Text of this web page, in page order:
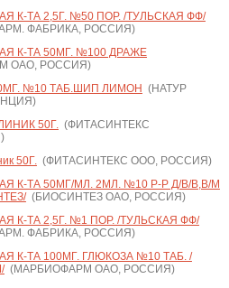
К-ТА 2,5Г. №50 ПОР. /ТУЛЬСКАЯ ФФ/
ФАБРИКА, РОССИЯ)
К-ТА 50МГ. №100 ДРАЖЕ
ОАО, РОССИЯ)
№10 ТАБ.ШИП ЛИМОН (НАТУР
50Г.(ФИТАСИНТЕКС
50Г.(ФИТАСИНТЕКС ООО, РОССИЯ)
К-ТА 50МГ/МЛ. 2МЛ. №10 Р-Р Д/В/В,В/М
(БИОСИНТЕЗ ОАО, РОССИЯ)
К-ТА 2,5Г. №1 ПОР. /ТУЛЬСКАЯ ФФ/
ФАБРИКА, РОССИЯ)
К-ТА 100МГ. ГЛЮКОЗА №10 ТАБ. /
(МАРБИОФАРМ ОАО, РОССИЯ)